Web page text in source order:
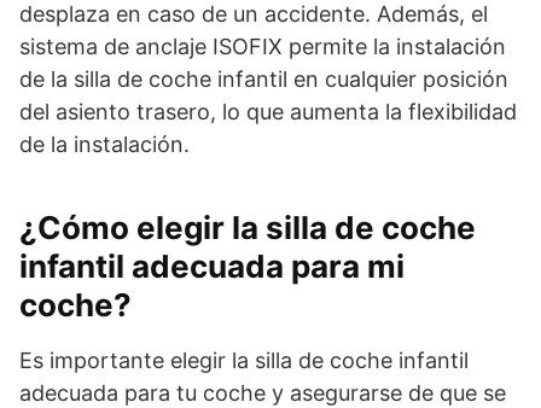
desplaza en caso de un accidente. Además, el
sistema de anclaje ISOFIX permite la instalación
de la silla de coche infantil en cualquier posición
del asiento trasero, lo que aumenta la flexibilidad
de la instalación.
¿Cómo elegir la silla de coche
infantil adecuada para mi
coche?
Es importante elegir la silla de coche infantil
adecuada para tu coche y asegurarse de que se